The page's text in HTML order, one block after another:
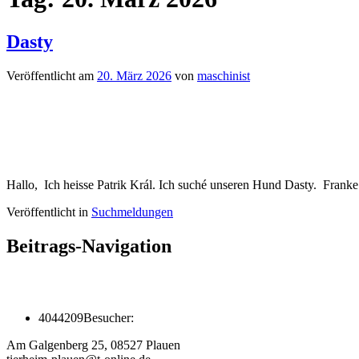
Dasty
Veröffentlicht am 20. März 2026 von maschinist
Hallo, Ich heisse Patrik Král. Ich suché unseren Hund Dasty.
Veröffentlicht in Suchmeldungen
Beitrags-Navigation
4044209Besucher:
Am Galgenberg 25, 08527 Plauen